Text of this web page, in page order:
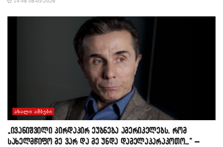
ᲐᲮᲐᲚᲘ ᲐᲛᲑᲔᲑᲘ
„ივანიშვილი პირდაპირ ეუბნება ამერიკელებს, რომ
სახელმწიფო მე ვარ და მე უნდა დამელაპარაკოთო…“ –